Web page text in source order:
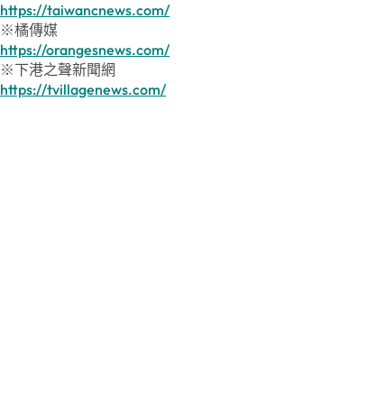
https://taiwancnews.com/
※橘傳媒
https://orangesnews.com/
※下港之聲新聞網
https://tvillagenews.com/